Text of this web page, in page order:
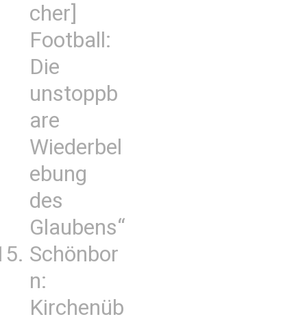
cher]
Football:
Die
unstoppb
are
Wiederbel
ebung
des
Glaubens“
Schönbor
n:
Kirchenüb